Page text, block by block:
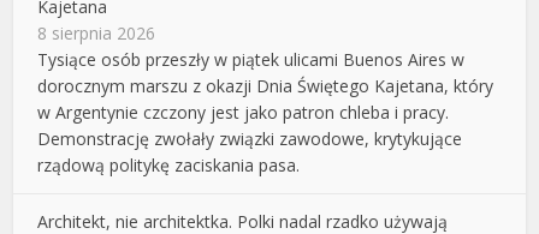
Kajetana
8 sierpnia 2026
Tysiące osób przeszły w piątek ulicami Buenos Aires w
dorocznym marszu z okazji Dnia Świętego Kajetana, który
w Argentynie czczony jest jako patron chleba i pracy.
Demonstrację zwołały związki zawodowe, krytykujące
rządową politykę zaciskania pasa.
Architekt, nie architektka. Polki nadal rzadko używają